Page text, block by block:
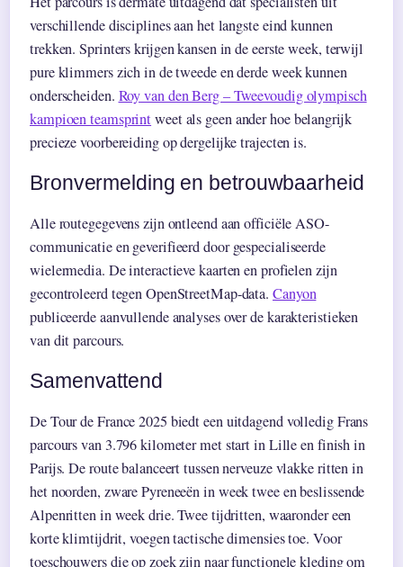
verschillende disciplines aan het langste eind kunnen
trekken. Sprinters krijgen kansen in de eerste week, terwijl
pure klimmers zich in de tweede en derde week kunnen
onderscheiden. Roy van den Berg – Tweevoudig olympisch
kampioen teamsprintweet als geen ander hoe belangrijk
precieze voorbereiding op dergelijke trajecten is.
Bronvermelding en betrouwbaarheid
Alle routegegevens zijn ontleend aan officiële ASO-
communicatie en geverifieerd door gespecialiseerde
wielermedia. De interactieve kaarten en profielen zijn
gecontroleerd tegen OpenStreetMap-data. Canyon
publiceerde aanvullende analyses over de karakteristieken
van dit parcours.
Samenvattend
De Tour de France 2025 biedt een uitdagend volledig Frans
parcours van 3.796 kilometer met start in Lille en finish in
Parijs. De route balanceert tussen nerveuze vlakke ritten in
het noorden, zware Pyreneeën in week twee en beslissende
Alpenritten in week drie. Twee tijdritten, waaronder een
korte klimtijdrit, voegen tactische dimensies toe. Voor
toeschouwers die op zoek zijn naar functionele kleding om